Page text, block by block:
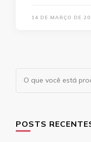
14 DE MARÇO DE
Procurando
algo?
POSTS